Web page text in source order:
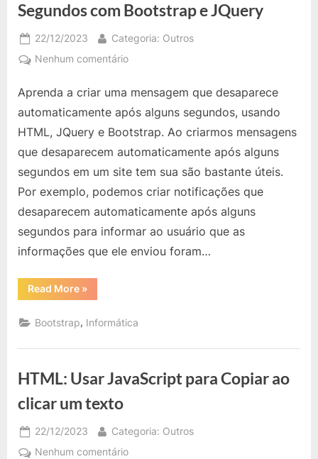
Segundos com Bootstrap e JQuery
Posted
on
22/12/2023 By
Categoria: Outros
Nenhum comentárioem
Mensagem
que
Automaticamente
Após
Alguns
Segundos
com
e
JQuery
Aprenda a criar uma mensagem que desaparece
automaticamente após alguns segundos, usando
HTML, JQuery e Bootstrap. Ao criarmos mensagens
que desaparecem automaticamente após alguns
segundos em um site tem sua são bastante úteis.
Por exemplo, podemos criar notificações que
desaparecem automaticamente após alguns
segundos para informar ao usuário que as
informações que ele enviou foram…
Read More“Criar
Mensagem
Desaparece
Automaticamente
Alguns
Bootstrap
e
JQuery”
»
Bootstrap, Informática
HTML: Usar JavaScript para Copiar ao
clicar um texto
Posted
on
22/12/2023 By
Categoria: Outros
Nenhum comentárioem